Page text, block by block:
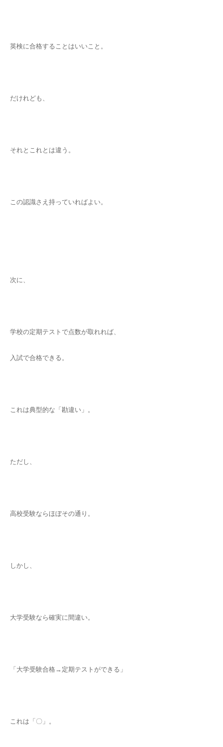
英検に合格することはいいこと。
だけれども、
それとこれとは違う。
この認識さえ持っていればよい。
次に、
学校の定期テストで点数が取れれば、
入試で合格できる。
これは典型的な「勘違い」。
ただし、
高校受験ならほぼその通り。
しかし、
大学受験なら確実に間違い。
「大学受験合格→定期テストができる」
これは「〇」。